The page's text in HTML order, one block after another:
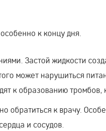
к концу дня.
Застой жидкости
может нарушиться
к образованию тромбов,
обратиться к врачу.
и сосудов.